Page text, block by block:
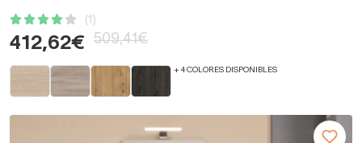
(1)
412,62€ 509,41€
+ 4 COLORES DISPONIBLES